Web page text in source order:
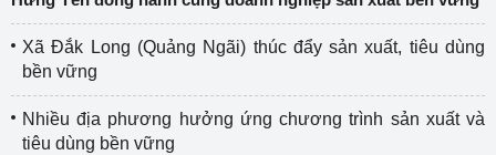
Xã Đắk Long (Quảng Ngãi) thúc đẩy sản xuất, tiêu dùng
bền vững
Nhiều địa phương hưởng ứng chương trình sản xuất và
tiêu dùng bền vững